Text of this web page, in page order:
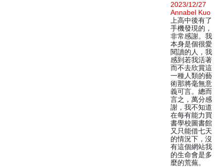
2023/12/27
Annabel Kuo
上高中後有了
手機發現的，
非常感謝。我
本身是個很愛
閱讀的人，我
感到若我活著
而不去欣賞這
一種人類的藝
術那將毫無意
義可言。總而
言之，萬分感
謝，我不知道
在每有能力買
書學校圖書館
又只能借七天
的情況下，沒
有這個網站我
的生命會是多
麼的荒蕪。